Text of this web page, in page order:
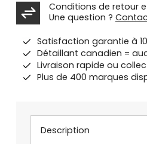
Conditions de retour
Une question ?
Satisfaction garantie à
Détaillant canadien =
Livraison rapide ou
Plus de 400 marques
Description